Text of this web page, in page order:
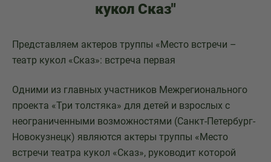
кукол Сказ"
Представляем актеров труппы «Место встречи –
театр кукол «Сказ»: встреча первая
Одними из главных участников Межрегионального
проекта «Три толстяка» для детей и взрослых с
неограниченными возможностями (Санкт-Петербург-
Новокузнецк) являются актеры труппы «Место
встречи театра кукол «Сказ», руководит которой